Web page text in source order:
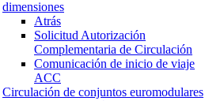
dimensiones
Atrás
Solicitud Autorización
Complementaria de Circulación
Comunicación de inicio de viaje
ACC
Circulación de conjuntos euromodulares